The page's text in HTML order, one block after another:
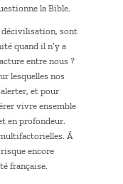
la Bible.
décivilisation, sont
quand il n’y a
entre nous ?
lesquelles nos
et pour
vivre ensemble
en profondeur.
Á
encore
française.